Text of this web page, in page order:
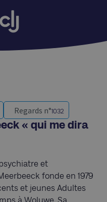
Regards n°1032
« qui me dira
et
fonde en 1979
et jeunes Adultes
à Woluwe. Sa